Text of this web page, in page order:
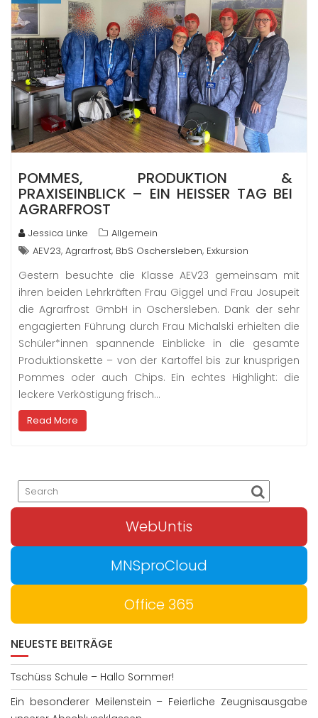
POMMES, PRODUKTION &
PRAXISEINBLICK – EIN HEISSER TAG BEI A
GRARFROST
Jessica Linke
Allgemein
AEV23, Agrarfrost, BbS Oschersleben, Exkursion
Gestern besuchte die Klasse AEV23 gemeinsam mit
ihren beiden Lehrkräften Frau Giggel und Frau Josupeit
die Agrarfrost GmbH in Oschersleben. Dank der sehr
engagierten Führung durch Frau Michalski erhielten die
Schüler*innen spannende Einblicke in die gesamte
Produktionskette – von der Kartoffel bis zur knusprigen
Pommes oder auch Chips. Ein echtes Highlight: die
leckere Verköstigung frisch…
Read More
WebUntis
MNSproCloud
Office 365
NEUESTE BEITRÄGE
Tschüss Schule – Hallo Sommer!
Ein besonderer Meilenstein – Feierliche Zeugnisausgabe